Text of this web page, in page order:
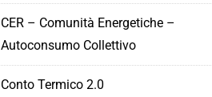
CER – Comunità Energetiche –
Autoconsumo Collettivo
Conto Termico 2.0